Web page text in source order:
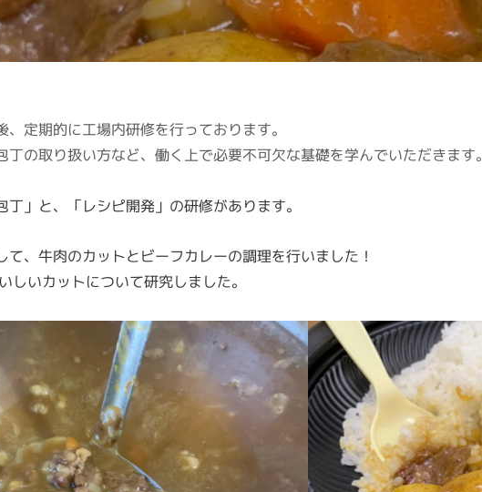
定期的に工場内研修を行っております。
の取り扱い方など、働く上で必要不可欠な基礎を学んでいただきます。
」と、「レシピ開発」の研修があります。
、牛肉のカットとビーフカレーの調理を行いました！
しいカットについて研究しました。